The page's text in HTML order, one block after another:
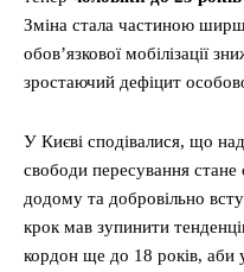
Зміна стала частиною
обов’язкової мобілізації
зростаючий дефіцит
У Києві сподівалися, що
свободи пересування
додому та добровільно
крок мав зупинити
кордон ще до 18 років, аби